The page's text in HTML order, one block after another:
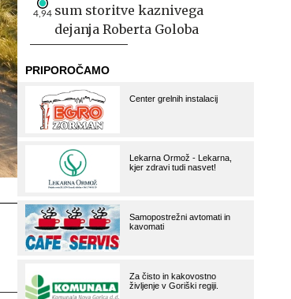
4,94 sum storitve kaznivega
dejanja Roberta Goloba